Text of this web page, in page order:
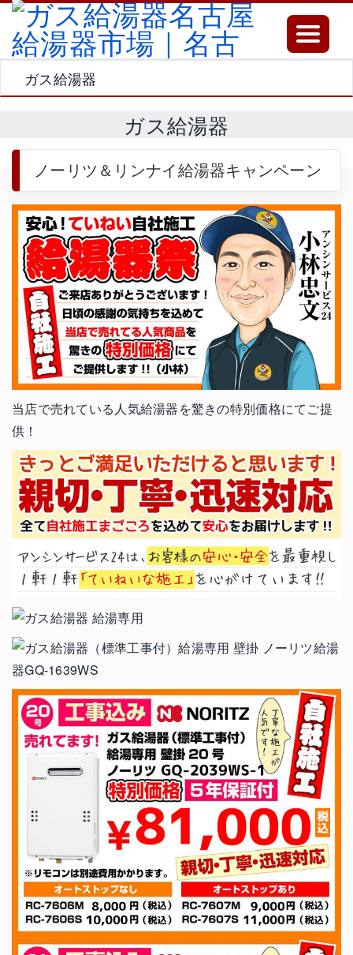
Toggle
ガス給湯器
ガス給湯器
ノーリツ＆リンナイ給湯器キャンペーン
当店で売れている人気給湯器を驚きの特別価格にてご提
供！